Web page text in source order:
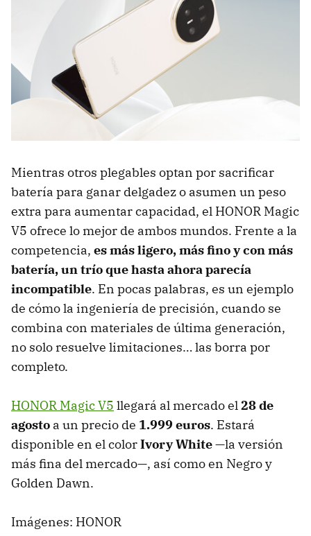
Mientras otros plegables optan por sacrificar
batería para ganar delgadez o asumen un peso
extra para aumentar capacidad, el HONOR Magic
V5 ofrece lo mejor de ambos mundos. Frente a la
competencia, es más ligero, más fino y con más
batería, un trío que hasta ahora parecía
incompatible. En pocas palabras, es un ejemplo
de cómo la ingeniería de precisión, cuando se
combina con materiales de última generación,
no solo resuelve limitaciones… las borra por
completo.
HONOR Magic V5 llegará al mercado el28 de
agosto a un precio de 1.999 euros. Estará
disponible en el colorIvory White—la versión
más fina del mercado—, así como en Negro y
Golden Dawn.
Imágenes: HONOR